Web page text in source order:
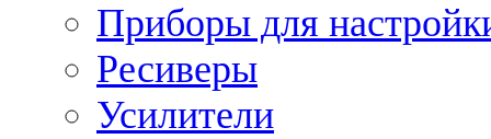
Приборы для
Ресиверы
Усилители